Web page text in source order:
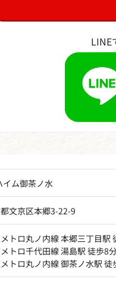
LINE
イム御茶ノ水
文京区本郷3-22-9
トロ丸ノ内線 本郷三丁目駅
トロ千代田線 湯島駅 徒歩8
トロ丸ノ内線 御茶ノ水駅 徒